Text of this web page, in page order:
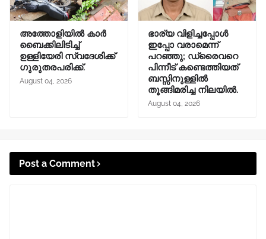
അത്തോളിയിൽ കാർ
ബൈക്കിലിടിച്ച്
ഉള്ളിയേരി സ്വദേശിക്ക്
ഗുരുതരപരിക്ക്.
August 04, 2026
ഭാര്യ വിളിച്ചപ്പോള്‍
ഇപ്പോ വരാമെന്ന്
പറഞ്ഞു; ഡ്രൈവറെ
പിന്നീട് കണ്ടെത്തിയത്
ബസ്സിനുള്ളില്‍
തൂങ്ങിമരിച്ച നിലയിൽ.
August 04, 2026
Post a Comment